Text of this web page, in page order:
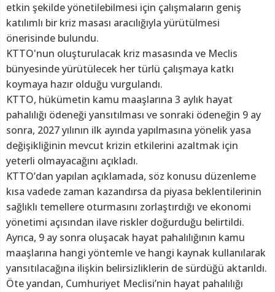
etkin şekilde yönetilebilmesi için çalışmaların geniş
katılımlı bir kriz masası aracılığıyla yürütülmesi
önerisinde bulundu.
KTTO'nun oluşturulacak kriz masasında ve Meclis
bünyesinde yürütülecek her türlü çalışmaya katkı
koymaya hazır olduğu vurgulandı.
KTTO, hükümetin kamu maaşlarına 3 aylık hayat
pahalılığı ödeneği yansıtılması ve sonraki ödeneğin 9 ay
sonra, 2027 yılının ilk ayında yapılmasına yönelik yasa
değişikliğinin mevcut krizin etkilerini azaltmak için
yeterli olmayacağını açıkladı.
KTTO’dan yapılan açıklamada, söz konusu düzenleme
kısa vadede zaman kazandırsa da piyasa beklentilerinin
sağlıklı temellere oturmasını zorlaştırdığı ve ekonomi
yönetimi açısından ilave riskler doğurduğu belirtildi.
Ayrıca, 9 ay sonra oluşacak hayat pahalılığının kamu
maaşlarına hangi yöntemle ve hangi kaynak kullanılarak
yansıtılacağına ilişkin belirsizliklerin de sürdüğü aktarıldı.
Öte yandan, Cumhuriyet Meclisi’nin hayat pahalılığı